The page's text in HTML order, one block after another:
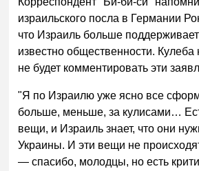
израильского посла в Германии
что Израиль больше
известно общественности. Кулеба
не будет комментировать эти
"Я по Израилю уже ясно все
больше, меньше, за кулисами…
вещи, и Израиль знает, что они
Украины. И эти вещи не
— спасибо, молодцы, но есть